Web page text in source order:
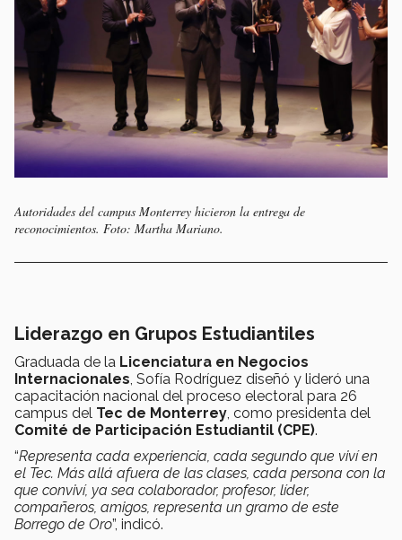
Autoridades del campus Monterrey hicieron la entrega de
reconocimientos. Foto: Martha Mariano.
Liderazgo en Grupos Estudiantiles
Graduada de la Licenciatura en Negocios
Internacionales , Sofía Rodríguez diseñó y lideró una
capacitación nacional del proceso electoral para 26
campus del Tec de Monterrey , como presidenta del
Comité de Participación Estudiantil (CPE).
“Representa cada experiencia, cada segundo que viví en
el Tec. Más allá afuera de las clases, cada persona con la
que conviví, ya sea colaborador, profesor, líder,
compañeros, amigos, representa un gramo de este
Borrego de Oro”, indicó.